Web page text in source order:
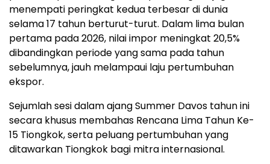
menempati peringkat kedua terbesar di dunia
selama 17 tahun berturut-turut. Dalam lima bulan
pertama pada 2026, nilai impor meningkat 20,5%
dibandingkan periode yang sama pada tahun
sebelumnya, jauh melampaui laju pertumbuhan
ekspor.
Sejumlah sesi dalam ajang Summer Davos tahun ini
secara khusus membahas Rencana Lima Tahun Ke-
15 Tiongkok, serta peluang pertumbuhan yang
ditawarkan Tiongkok bagi mitra internasional.